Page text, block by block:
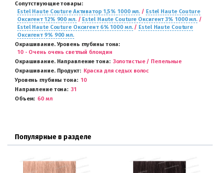
Сопутствующие товары
Estel Haute Couture Активатор 1,5% 1000 мл. / Estel Haute Couture
Оксигент 12% 900 мл./ Estel Haute Couture Оксигент 3% 1000 мл./
Estel Haute Couture Оксигент 6% 1000 мл./ Estel Haute Couture
Оксигент 9% 900 мл.
Окрашивание. Уровень глубины тона
10 - Очень очень светлый блондин
Окрашивание. Направление тона
Золотистые / Пепельные
Окрашивание. Продукт
Краска для седых волос
Уровень глубины тона
10
Направление тона
31
Объем
60 мл
Популярные в разделе